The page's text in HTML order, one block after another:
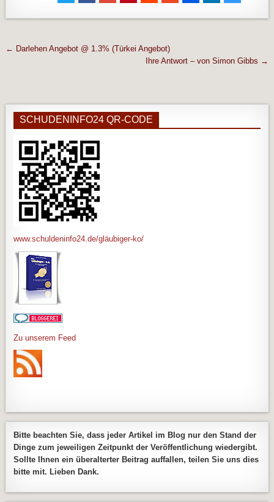
Beitragsnavigation
← Darlehen Angebot @ 1.3% (Türkei Angebot)
Ihre Antwort – von Simon Gibbs →
SCHUDENINFO24 QR-CODE
www.schuldeninfo24.de/gläubiger-ko/
Zu unserem Feed
Bitte beachten Sie, dass jeder Artikel im Blog nur den Stand der
Dinge zum jeweiligen Zeitpunkt der Veröffentlichung wiedergibt.
Sollte Ihnen ein überalterter Beitrag auffallen, teilen Sie uns dies
bitte mit. Lieben Dank.